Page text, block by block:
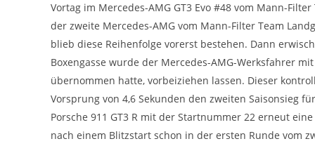
Vortag im Mercedes-AMG GT3 Evo #48 vom Mann-
der zweite Mercedes-AMG vom Mann-Filter Team
blieb diese Reihenfolge vorerst bestehen. Dann
Boxengasse wurde der Mercedes-AMG-Werksfahrer
übernommen hatte, vorbeiziehen lassen. Dieser
Vorsprung von 4,6 Sekunden den zweiten Saisonsieg
Porsche 911 GT3 R mit der Startnummer 22 erneut
nach einem Blitzstart schon in der ersten Runde vom
Google Analytics
Name: _gat, _ga, _gid
Anbieter:
Zweck:
Diese Cookies dienen zur Erhebung von
Statistiken zur Website-Nutzung.
Cookie Laufzeit: 24 Monate